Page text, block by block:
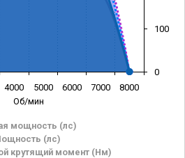
Об/мин
мощность (лс)
(лс)
крутящий момент (Нм)
4000 5000 6000 7000 8000
0
100